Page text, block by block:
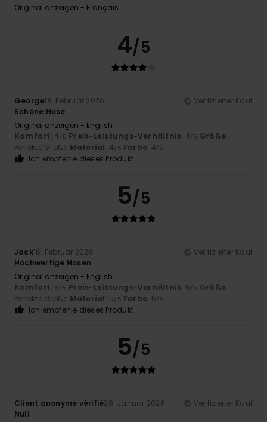
Original anzeigen - Français
4/5
George18. Februar 2026
Verifizierter Kauf
Schöne Hose
Original anzeigen - English
Komfort: 4/5 Preis-Leistungs-Verhältnis: 4/5 Größe:
Perfekte Größe Material: 4/5 Farbe: 4/5
Ich empfehle dieses Produkt
5/5
Jack16. Februar 2026
Verifizierter Kauf
Hochwertige Hosen
Original anzeigen - English
Komfort: 5/5 Preis-Leistungs-Verhältnis: 5/5 Größe:
Perfekte Größe Material: 5/5 Farbe: 5/5
Ich empfehle dieses Produkt
5/5
Client anonyme vérifié28. Januar 2026
Verifizierter Kauf
Null